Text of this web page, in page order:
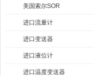
美国索尔SOR
进口流量计
进口变送器
进口液位计
进口温度变送器